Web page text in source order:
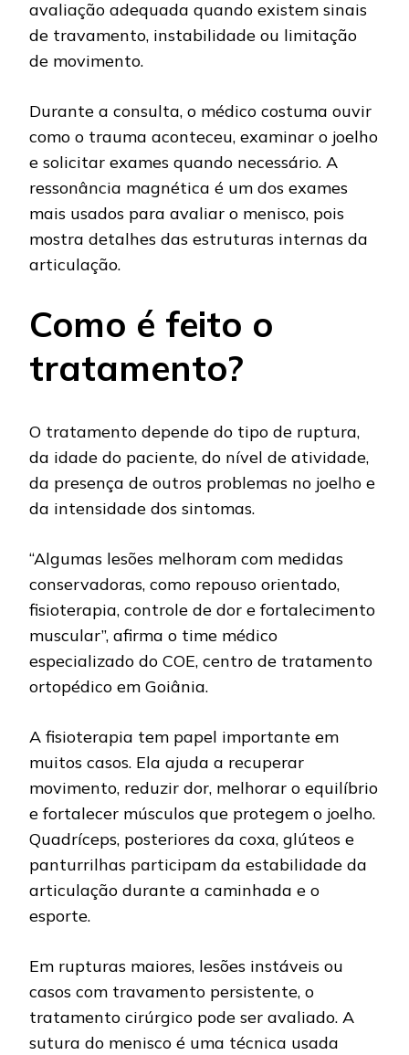
avaliação adequada quando existem sinais
de travamento, instabilidade ou limitação
de movimento.
Durante a consulta, o médico costuma ouvir
como o trauma aconteceu, examinar o joelho
e solicitar exames quando necessário. A
ressonância magnética é um dos exames
mais usados para avaliar o menisco, pois
mostra detalhes das estruturas internas da
articulação.
Como é feito o
tratamento?
O tratamento depende do tipo de ruptura,
da idade do paciente, do nível de atividade,
da presença de outros problemas no joelho e
da intensidade dos sintomas.
“Algumas lesões melhoram com medidas
conservadoras, como repouso orientado,
fisioterapia, controle de dor e fortalecimento
muscular”, afirma o time médico
especializado do COE, centro de tratamento
ortopédico em Goiânia.
A fisioterapia tem papel importante em
muitos casos. Ela ajuda a recuperar
movimento, reduzir dor, melhorar o equilíbrio
e fortalecer músculos que protegem o joelho.
Quadríceps, posteriores da coxa, glúteos e
panturrilhas participam da estabilidade da
articulação durante a caminhada e o
esporte.
Em rupturas maiores, lesões instáveis ou
casos com travamento persistente, o
tratamento cirúrgico pode ser avaliado. A
sutura do menisco é uma técnica usada